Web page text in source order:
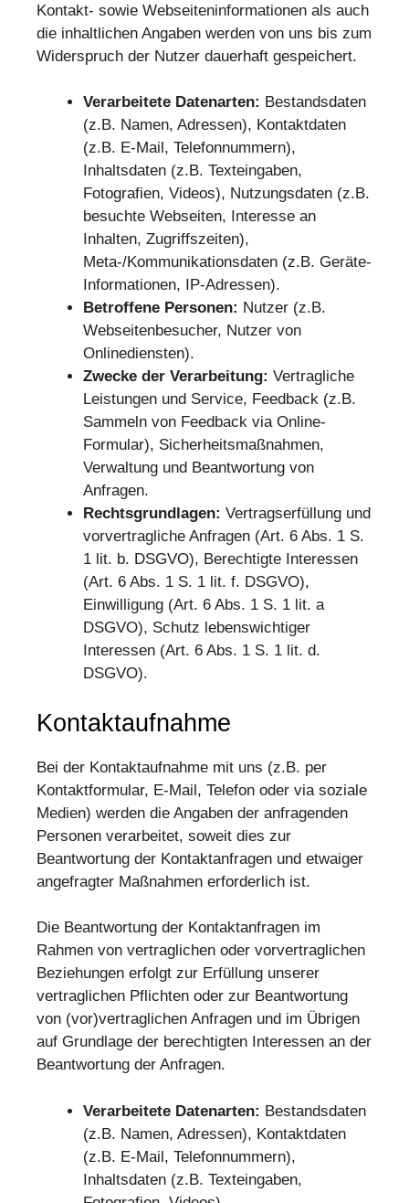
Kontakt- sowie Webseiteninformationen als auch
die inhaltlichen Angaben werden von uns bis zum
Widerspruch der Nutzer dauerhaft gespeichert.
Verarbeitete Datenarten: Bestandsdaten
(z.B. Namen, Adressen), Kontaktdaten
(z.B. E-Mail, Telefonnummern),
Inhaltsdaten (z.B. Texteingaben,
Fotografien, Videos), Nutzungsdaten (z.B.
besuchte Webseiten, Interesse an
Inhalten, Zugriffszeiten),
Meta-/Kommunikationsdaten (z.B. Geräte-
Informationen, IP-Adressen).
Betroffene Personen: Nutzer (z.B.
Webseitenbesucher, Nutzer von
Onlinediensten).
Zwecke der Verarbeitung: Vertragliche
Leistungen und Service, Feedback (z.B.
Sammeln von Feedback via Online-
Formular), Sicherheitsmaßnahmen,
Verwaltung und Beantwortung von
Anfragen.
Rechtsgrundlagen: Vertragserfüllung und
vorvertragliche Anfragen (Art. 6 Abs. 1 S.
1 lit. b. DSGVO), Berechtigte Interessen
(Art. 6 Abs. 1 S. 1 lit. f. DSGVO),
Einwilligung (Art. 6 Abs. 1 S. 1 lit. a
DSGVO), Schutz lebenswichtiger
Interessen (Art. 6 Abs. 1 S. 1 lit. d.
DSGVO).
Kontaktaufnahme
Bei der Kontaktaufnahme mit uns (z.B. per
Kontaktformular, E-Mail, Telefon oder via soziale
Medien) werden die Angaben der anfragenden
Personen verarbeitet, soweit dies zur
Beantwortung der Kontaktanfragen und etwaiger
angefragter Maßnahmen erforderlich ist.
Die Beantwortung der Kontaktanfragen im
Rahmen von vertraglichen oder vorvertraglichen
Beziehungen erfolgt zur Erfüllung unserer
vertraglichen Pflichten oder zur Beantwortung
von (vor)vertraglichen Anfragen und im Übrigen
auf Grundlage der berechtigten Interessen an der
Beantwortung der Anfragen.
Verarbeitete Datenarten: Bestandsdaten
(z.B. Namen, Adressen), Kontaktdaten
(z.B. E-Mail, Telefonnummern),
Inhaltsdaten (z.B. Texteingaben,